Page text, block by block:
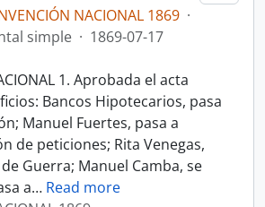
NACIONAL 1869 ·
simple · 1869-07-17
1. Aprobada el acta
Bancos Hipotecarios, pasa
Manuel Fuertes, pasa a
de peticiones; Rita Venegas,
Guerra; Manuel Camba, se
a… Read more